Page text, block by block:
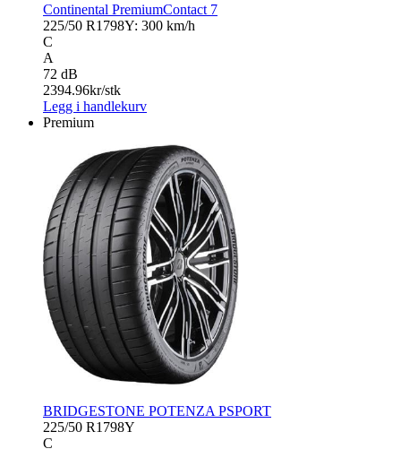
Continental PremiumContact 7
225/50 R1798Y: 300 km/h
C
A
72 dB
2394.96kr/stk
Legg i handlekurv
Premium
BRIDGESTONE POTENZA PSPORT
225/50 R1798Y
C